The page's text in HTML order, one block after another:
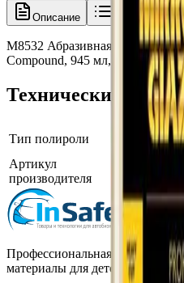
Описание
M8532 Абразивная паста для
Compound, 945 мл, Meguiars
Технические
Тип полироли
Артикул
производителя
Профессиональная автохимия,
материалы для детейлинга.